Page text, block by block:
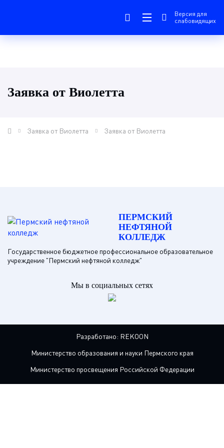
Версия для
слабовидящих
Заявка от Виолетта
Заявка от Виолетта Заявка от Виолетта
ПЕРМСКИЙ
НЕФТЯНОЙ
КОЛЛЕДЖ
Государственное бюджетное профессиональное образовательное
учреждение "Пермский нефтяной колледж"
Мы в социальных сетях
Разработано: REKOON
Министерство образования и науки Пермского края
Министерство просвещения Российской Федерации